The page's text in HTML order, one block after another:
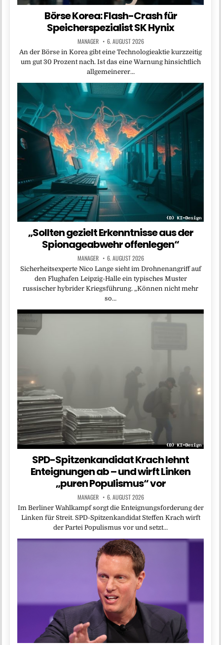
Börse Korea: Flash-Crash für
Speicherspezialist SK Hynix
MANAGER 6. AUGUST 2026
An der Börse in Korea gibt eine Technologieaktie kurzzeitig
um gut 30 Prozent nach. Ist das eine Warnung hinsichtlich
allgemeinerer…
„Sollten gezielt Erkenntnisse aus der
Spionageabwehr offenlegen“
MANAGER 6. AUGUST 2026
Sicherheitsexperte Nico Lange sieht im Drohnenangriff auf
den Flughafen Leipzig-Halle ein typisches Muster
russischer hybrider Kriegsführung. „Können nicht mehr
so…
SPD-Spitzenkandidat Krach lehnt
Enteignungen ab – und wirft Linken
„puren Populismus“ vor
MANAGER 6. AUGUST 2026
Im Berliner Wahlkampf sorgt die Enteignungsforderung der
Linken für Streit. SPD-Spitzenkandidat Steffen Krach wirft
der Partei Populismus vor und setzt…